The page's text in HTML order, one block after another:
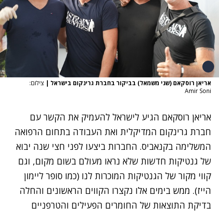
אריאן רוסקאם (שני משמאל) בביקור בחברת גרינקום בישראל | צילום:
Amir Soni
אריאן רוסקאם הגיע לישראל להעמיק את הקשר עם
חברת גרינקום המדיקלית ואת העבודה בתחום הרפואה
המשלימה בקנאביס. החברות ביצעו לפני חצי שנה יבוא
של גנטיקות חדשות שלא נראו מעולם בשום מקום, וגם
קווי מקור של הגנטיקות המוכרות לנו (כמו סופר ליימון
הייז). ממש בימים אלו נקצרו הקווים הראשונים והחלה
בדיקת התוצאות של החומרים הפעילים והטרפניים